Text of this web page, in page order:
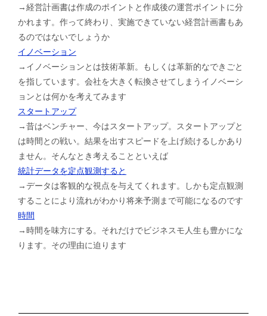
→経営計画書は作成のポイントと作成後の運営ポイントに分
かれます。作って終わり、実施できていない経営計画書もあ
るのではないでしょうか
イノベーション
→イノベーションとは技術革新。もしくは革新的なできごと
を指しています。会社を大きく転換させてしまうイノベーシ
ョンとは何かを考えてみます
スタートアップ
→昔はベンチャー、今はスタートアップ。スタートアップと
は時間との戦い。結果を出すスピードを上げ続けるしかあり
ません。そんなとき考えることといえば
統計データを定点観測すると
→データは客観的な視点を与えてくれます。しかも定点観測
することにより流れがわかり将来予測まで可能になるのです
時間
→時間を味方にする。それだけでビジネスモ人生も豊かにな
ります。その理由に迫ります